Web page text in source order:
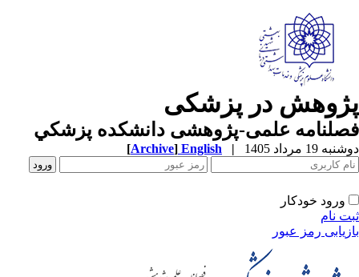
در پزشکی
علمی-پژوهشی دانشکده پزشکي
19 مرداد 1405 |
English
[Archive]
ورود خودکار
نام
رمز عبور